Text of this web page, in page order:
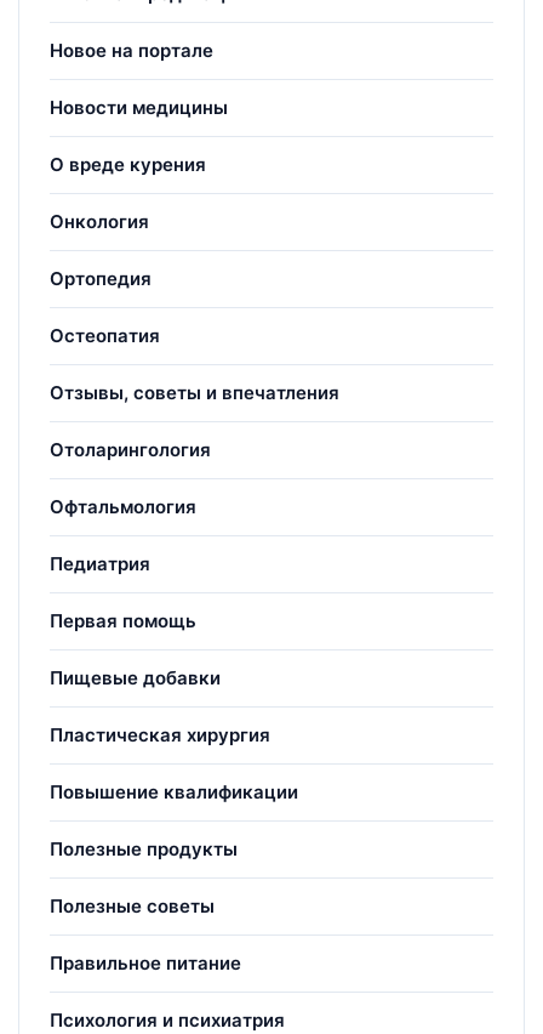
Новое на портале
Новости медицины
О вреде курения
Онкология
Ортопедия
Остеопатия
Отзывы, советы и впечатления
Отоларингология
Офтальмология
Педиатрия
Первая помощь
Пищевые добавки
Пластическая хирургия
Повышение квалификации
Полезные продукты
Полезные советы
Правильное питание
Психология и психиатрия